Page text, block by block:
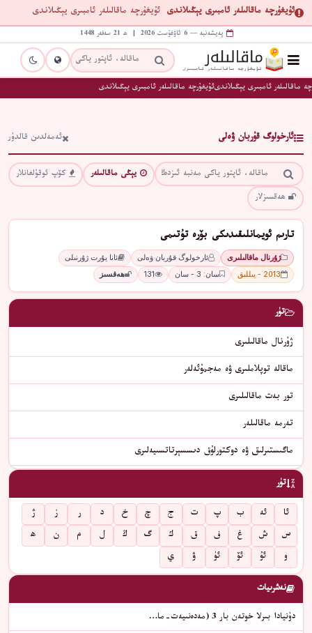
ئۇيغۇرچە ماقالىلەر ئامبىرى يېڭىلاندى ئۇيغۇرچە ماقالىلەر ئامبىرى يېڭىلاندى
پەيشەنبە — 6 ئاۋغۇست 2026 | ھ 21 سەفەر 1448
ماقالىلەر ئامبىرى يېڭىلاندىئۇيغۇرچە ماقالىلەر ئامبىرى يېڭىلاندى
ئارخولوگ قۇربان ۋەلى ئەمەلدىن قالدۇر
يېڭى ماقالىلەر
كۆپ ئوقۇلغانلار
ھەقسىزلار
تارىم ئويمانلىقىدىكى بۆرە تۇتىمى
ژۇرنال ماقالىلىرى ئارخولوگ قۇربان ۋەلى
ئانا يۇرت ژۇرنىلى
2013 - يىللىق
سان: 3 - سان 131 ھەقسىز
تۈر
ژۇرنال ماقالىلىرى
ماقالە توپلاملىرى ۋە مەجمۇئەلەر
تور بەت ماقالىلىرى
تەرمە ماقالىلەر
ماگىستىرلىق ۋە دوكتورلۇق دىسسېرتاتسىيەلىرى
تۈر
ئا ئە ب پ ت ج چ خ د ر ز
ژ
س
ش غ ف ق ك گ ڭ ل م ن
ھ
و
ئۇ ئۆ ئۈ ۋ ي
نەشرىيات
دۇنيادا بىرلا خوتەن بار 3 (مەدەنىيەت-ما…